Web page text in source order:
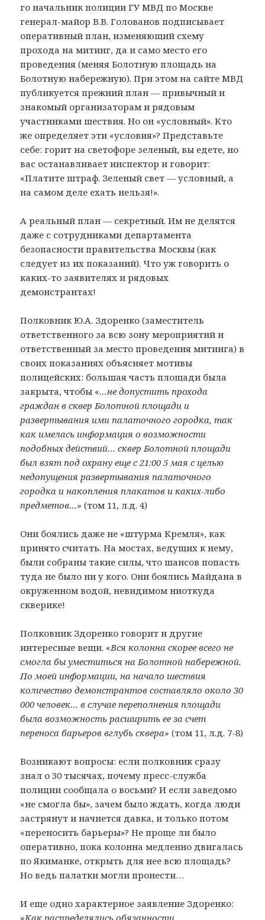
го начальник полиции ГУ МВД по Москве
генерал-майор В.В. Голованов подписывает
оперативный план, изменяющий схему
прохода на митинг, да и само место его
проведения (меняя Болотную площадь на
Болотную набережную). При этом на сайте МВД
публикуется прежний план — привычный и
знакомый организаторам и рядовым
участниками шествия. Но он «условный». Кто
же определяет эти «условия»? Представьте
себе: горит на светофоре зеленый, вы едете, но
вас останавливает инспектор и говорит:
«Платите штраф. Зеленый свет — условный, а
на самом деле ехать нельзя!».
А реальный план — секретный. Им не делятся
даже с сотрудниками департамента
безопасности правительства Москвы (как
следует из их показаний). Что уж говорить о
каких-то заявителях и рядовых
демонстрантах!
Полковник Ю.А. Здоренко (заместитель
ответственного за всю зону мероприятий и
ответственный за место проведения митинга) в
своих показаниях объясняет мотивы
полицейских: большая часть площади была
закрыта, чтобы «…не допустить прохода
граждан в сквер Болотной площади и
развертывания ими палаточного городка, так
как имелась информация о возможности
подобных действий… сквер Болотной площади
был взят под охрану еще с 21:00 5 мая с целью
недопущения развертывания палаточного
городка и накопления плакатов и каких-либо
предметов…» (том 11, л.д. 4)
Они боялись даже не «штурма Кремля», как
принято считать. На мостах, ведущих к нему,
были собраны такие силы, что шансов попасть
туда не было ни у кого. Они боялись Майдана в
окруженном водой, невидимом ниоткуда
скверике!
Полковник Здоренко говорит и другие
интересные вещи. «Вся колонна скорее всего не
смогла бы уместиться на Болотной набережной.
По моей информации, на начало шествия
количество демонстрантов составляло около 30
000 человек… в случае переполнения площади
была возможность расширить ее за счет
переноса барьеров вглубь сквера» (том 11, л.д. 7-8)
Возникают вопросы: если полковник сразу
знал о 30 тысячах, почему пресс-служба
полиции сообщала о восьми? И если заведомо
«не смогла бы», зачем было ждать, когда люди
застрянут и начнется давка, и только потом
«переносить барьеры»? Не проще ли было
оперативно, пока колонна медленно двигалась
по Якиманке, открыть для нее всю площадь?
Но ведь палатки могли пронести…
И еще одно характерное заявление Здоренко: